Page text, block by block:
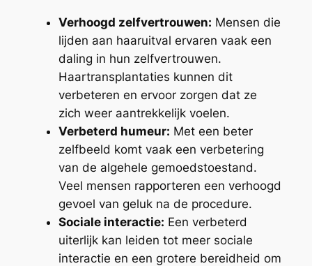
Verhoogd zelfvertrouwen: Mensen die
lijden aan haaruitval ervaren vaak een
daling in hun zelfvertrouwen.
Haartransplantaties kunnen dit
verbeteren en ervoor zorgen dat ze
zich weer aantrekkelijk voelen.
Verbeterd humeur: Met een beter
zelfbeeld komt vaak een verbetering
van de algehele gemoedstoestand.
Veel mensen rapporteren een verhoogd
gevoel van geluk na de procedure.
Sociale interactie: Een verbeterd
uiterlijk kan leiden tot meer sociale
interactie en een grotere bereidheid om